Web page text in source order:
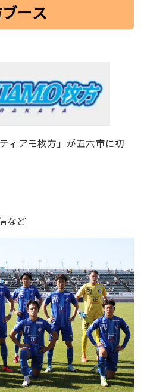
ース
ィアモ枚方」が五六市に初
など